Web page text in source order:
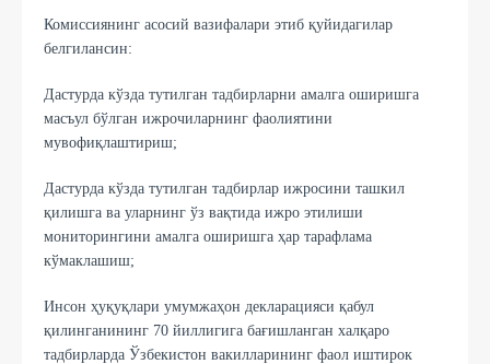
Комиссиянинг асосий вазифалари этиб қуйидагилар
белгилансин:
Дастурда кўзда тутилган тадбирларни амалга оширишга
масъул бўлган ижрочиларнинг фаолиятини
мувофиқлаштириш;
Дастурда кўзда тутилган тадбирлар ижросини ташкил
қилишга ва уларнинг ўз вақтида ижро этилиши
мониторингини амалга оширишга ҳар тарафлама
кўмаклашиш;
Инсон ҳуқуқлари умумжаҳон декларацияси қабул
қилинганининг 70 йиллигига бағишланган халқаро
тадбирларда Ўзбекистон вакилларининг фаол иштирок